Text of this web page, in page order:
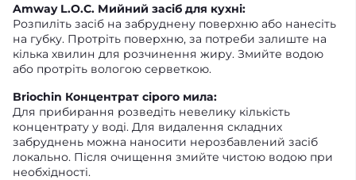
Amway L.O.C. Мийний засіб для кухні:
Розпиліть засіб на забруднену поверхню або нанесіть
на губку. Протріть поверхню, за потреби залиште на
кілька хвилин для розчинення жиру. Змийте водою
або протріть вологою серветкою.
Briochin Концентрат сірого мила:
Для прибирання розведіть невелику кількість
концентрату у воді. Для видалення складних
забруднень можна наносити нерозбавлений засіб
локально. Після очищення змийте чистою водою при
необхідності.